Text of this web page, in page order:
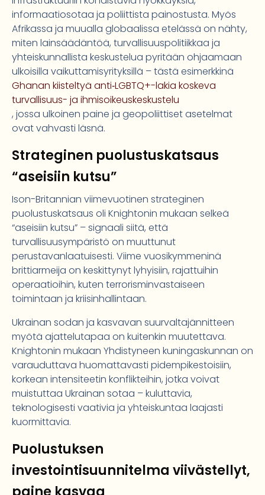
informaatiosotaa ja poliittista painostusta. Myös
Afrikassa ja muualla globaalissa etelässä on nähty,
miten lainsäädäntöä, turvallisuuspolitiikkaa ja
yhteiskunnallista keskustelua pyritään ohjaamaan
ulkoisilla vaikuttamisyrityksillä – tästä esimerkkinä
Ghanan kiisteltyä anti‑LGBTQ+-lakia koskeva
turvallisuus- ja ihmisoikeuskeskustelu
, jossa ulkoinen paine ja geopoliittiset asetelmat
ovat vahvasti läsnä.
Strateginen puolustuskatsaus
“aseisiin kutsu”
Ison-Britannian viimevuotinen strateginen
puolustuskatsaus oli Knightonin mukaan selkeä
“aseisiin kutsu” – signaali siitä, että
turvallisuusympäristö on muuttunut
perustavanlaatuisesti. Viime vuosikymmeninä
brittiarmeija on keskittynyt lyhyisiin, rajattuihin
operaatioihin, kuten terrorisminvastaiseen
toimintaan ja kriisinhallintaan.
Ukrainan sodan ja kasvavan suurvaltajännitteen
myötä ajattelutapaa on kuitenkin muutettava.
Knightonin mukaan Yhdistyneen kuningaskunnan on
varauduttava huomattavasti pidempikestoisiin,
korkean intensiteetin konflikteihin, jotka voivat
muistuttaa Ukrainan sotaa – kuluttavia,
teknologisesti vaativia ja yhteiskuntaa laajasti
kuormittavia.
Puolustuksen
investointisuunnitelma viivästellyt,